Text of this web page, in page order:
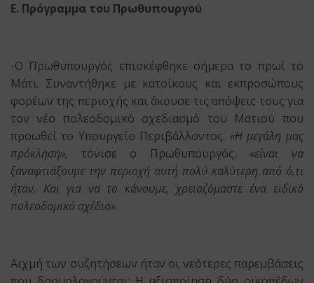
Ε. Πρόγραμμα του Πρωθυπουργού
-Ο Πρωθυπουργός επισκέφθηκε σήμερα το πρωί το
Μάτι. Συναντήθηκε με κατοίκους και εκπροσώπους
φορέων της περιοχής και άκουσε τις απόψεις τους για
τον νέο πολεοδομικό σχεδιασμό του Ματιού που
προωθεί το Υπουργείο Περιβάλλοντος. «Η μεγάλη μας
πρόκληση», τόνισε ο Πρωθυπουργός, «είναι να
ξαναφτιάξουμε την περιοχή αυτή πολύ καλύτερη από ό,τι
ήταν. Και για να το κάνουμε, χρειαζόμαστε ένα ειδικό
πολεοδομικό σχέδιο».
Αιχμή των συζητήσεων ήταν οι νεότερες παρεμβάσεις